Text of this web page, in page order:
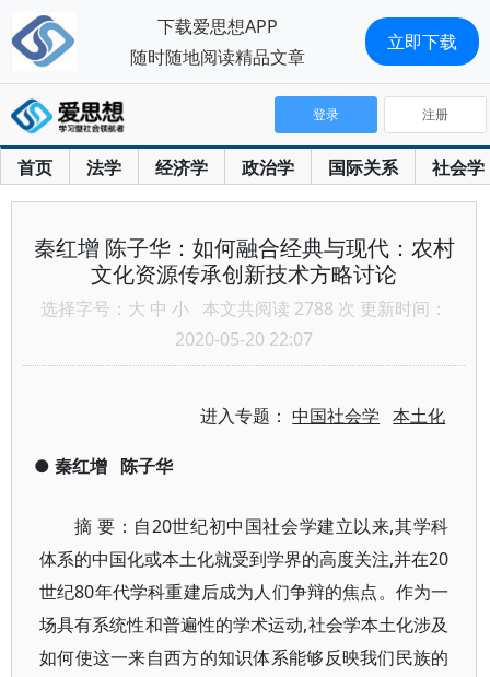
首页 法学 经济学 政治学 国际关系 社会学
登录 注册
秦红增 陈子华：如何融合经典与现代：农村
文化资源传承创新技术方略讨论
选择字号： 大 中 小 本文共阅读 2788 次 更新时间：
2020-05-20 22:07
进入专题：中国社会学 本土化
● 秦红增 陈子华
摘 要：自20世纪初中国社会学建立以来,其学科
体系的中国化或本土化就受到学界的高度关注,并在20
世纪80年代学科重建后成为人们争辩的焦点。作为一
场具有系统性和普遍性的学术运动,社会学本土化涉及
如何使这一来自西方的知识体系能够反映我们民族的
下载爱思想APP
随时随地阅读精品文章
立即下载